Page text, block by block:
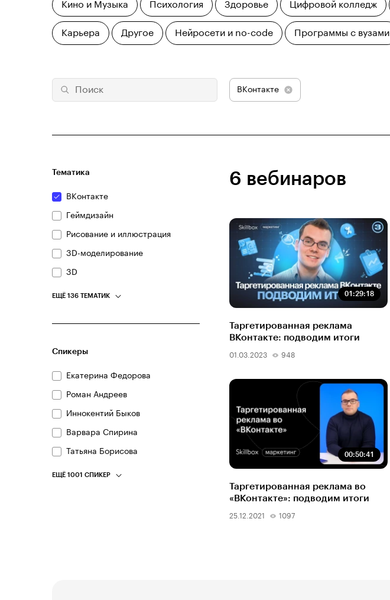
Кино и Музыка Психология Здоровье Цифровой колледж
Карьера Другое Нейросети и no-code Программы с вузами
ВКонтакте
Тематика
ВКонтакте
Геймдизайн
Рисование и иллюстрация
3D-моделирование
3D
ЕЩЁ 136 ТЕМАТИК
Спикеры
Екатерина Федорова
Роман Андреев
Иннокентий Быков
Варвара Спирина
Татьяна Борисова
ЕЩЁ 1001 СПИКЕР
6 вебинаров
01:29:18
Таргетированная реклама
ВКонтакте: подводим итоги
01.03.2023 948
00:50:41
Таргетированная реклама во
«ВКонтакте»: подводим итоги
25.12.2021 1097